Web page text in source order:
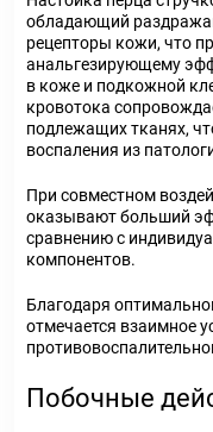
обладающий
рецепторы кожи, что
анальгезирующему
в коже и подкожной
кровотока
подлежащих тканях,
воспаления из
При совместном
оказывают больший
сравнению с
компонентов.
Благодаря
отмечается взаимное
Побочные